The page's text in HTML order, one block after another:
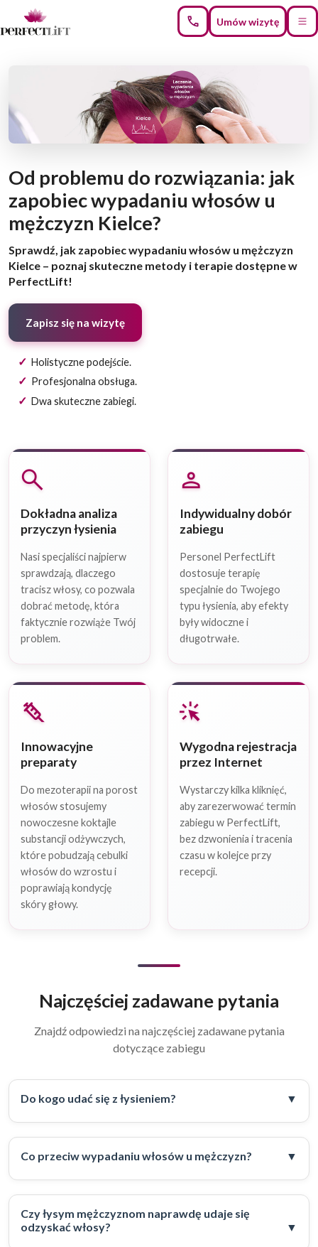
Umów wizytę
Od problemu do rozwiązania: jak
zapobiec wypadaniu włosów u
mężczyzn Kielce?
Sprawdź, jak zapobiec wypadaniu włosów u mężczyzn
Kielce – poznaj skuteczne metody i terapie dostępne w
PerfectLift!
Zapisz się na wizytę
Holistyczne podejście.
Profesjonalna obsługa.
Dwa skuteczne zabiegi.
search
Dokładna analiza
przyczyn łysienia
Nasi specjaliści najpierw
sprawdzają, dlaczego
tracisz włosy, co pozwala
dobrać metodę, która
faktycznie rozwiąże Twój
problem.
person
Indywidualny dobór
zabiegu
Personel PerfectLift
dostosuje terapię
specjalnie do Twojego
typu łysienia, aby efekty
były widoczne i
długotrwałe.
syringe
Innowacyjne
preparaty
Do mezoterapii na porost
włosów stosujemy
nowoczesne koktajle
substancji odżywczych,
które pobudzają cebulki
włosów do wzrostu i
poprawiają kondycję
skóry głowy.
web_traffic
Wygodna rejestracja
przez Internet
Wystarczy kilka kliknięć,
aby zarezerwować termin
zabiegu w PerfectLift,
bez dzwonienia i tracenia
czasu w kolejce przy
recepcji.
Najczęściej zadawane pytania
Znajdź odpowiedzi na najczęściej zadawane pytania
dotyczące zabiegu
Do kogo udać się z łysieniem?
Co przeciw wypadaniu włosów u mężczyzn?
Czy łysym mężczyznom naprawdę udaje się
odzyskać włosy?